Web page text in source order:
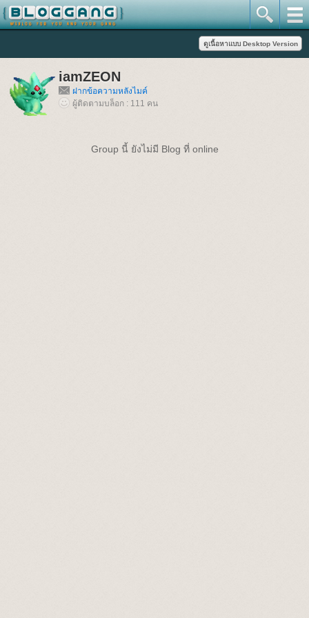
iamZEON
ฝากข้อความหลังไมค์
ผู้ติดตามบล็อก : 111 คน
Group นี้ ยังไม่มี Blog ที่ online